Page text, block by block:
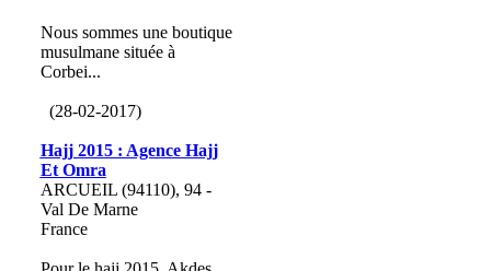
Nous sommes une boutique
musulmane située à
Corbei...
(28-02-2017)
Hajj 2015 : Agence Hajj
Et Omra
ARCUEIL (94110), 94 -
Val De Marne
France